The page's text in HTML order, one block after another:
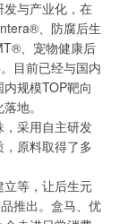
与产业化，在
、防腐后生
、宠物健康后
目前已经与国内
规模TOP靶向
地。
采用自主研发
原料取得了多
等，让后生元
推出。盒马、优